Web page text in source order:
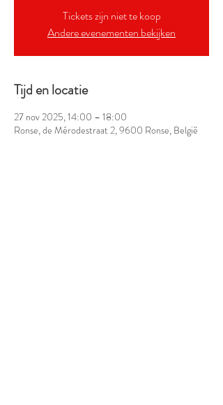
Tickets zijn niet te koop
Andere evenementen bekijken
Tijd en locatie
27 nov 2025, 14:00 – 18:00
Ronse, de Mérodestraat 2, 9600 Ronse, België